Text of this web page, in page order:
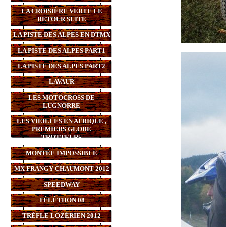
LA CROISIÈRE VERTE LE
RETOUR SUITE
LA PISTE DES ALPES EN DTMX
LA PISTE DES ALPES PART1
LA PISTE DES ALPES PART2
LAVAUR
LES MOTOCROSS DE
LUGNORRE
LES VIEILLES EN AFRIQUE ,
PREMIERS GLOBE
TROTTEURS
MONTÉE IMPOSSIBLE
MX FRANGY CHAUMONT 2012
SPEEDWAY
TÉLÉTHON 08
TRÈFLE LOZÉRIEN 2012